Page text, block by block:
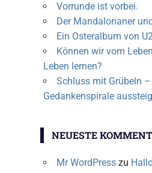
Vorrunde ist vorbei.
Der Mandalorianer
Ein Osteralbum von
Können wir vom
Leben lernen?
Schluss mit Grübeln
Gedankenspirale
NEUESTE
Mr WordPresszu